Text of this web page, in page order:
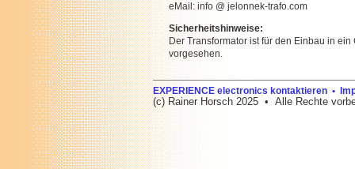
eMail: info @ jelonnek-trafo.com
Sicherheitshinweise:
Der Transformator ist für den Einbau in
vorgesehen.
EXPERIENCE electronics kontaktieren •
(c) Rainer Horsch 2025 • Alle Rechte